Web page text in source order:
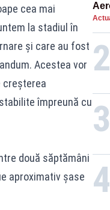
cea mai
la stadiul în
și care au fost
Acestea vor
creșterea
împreună cu
două săptămâni
aproximativ șase
2
3
4